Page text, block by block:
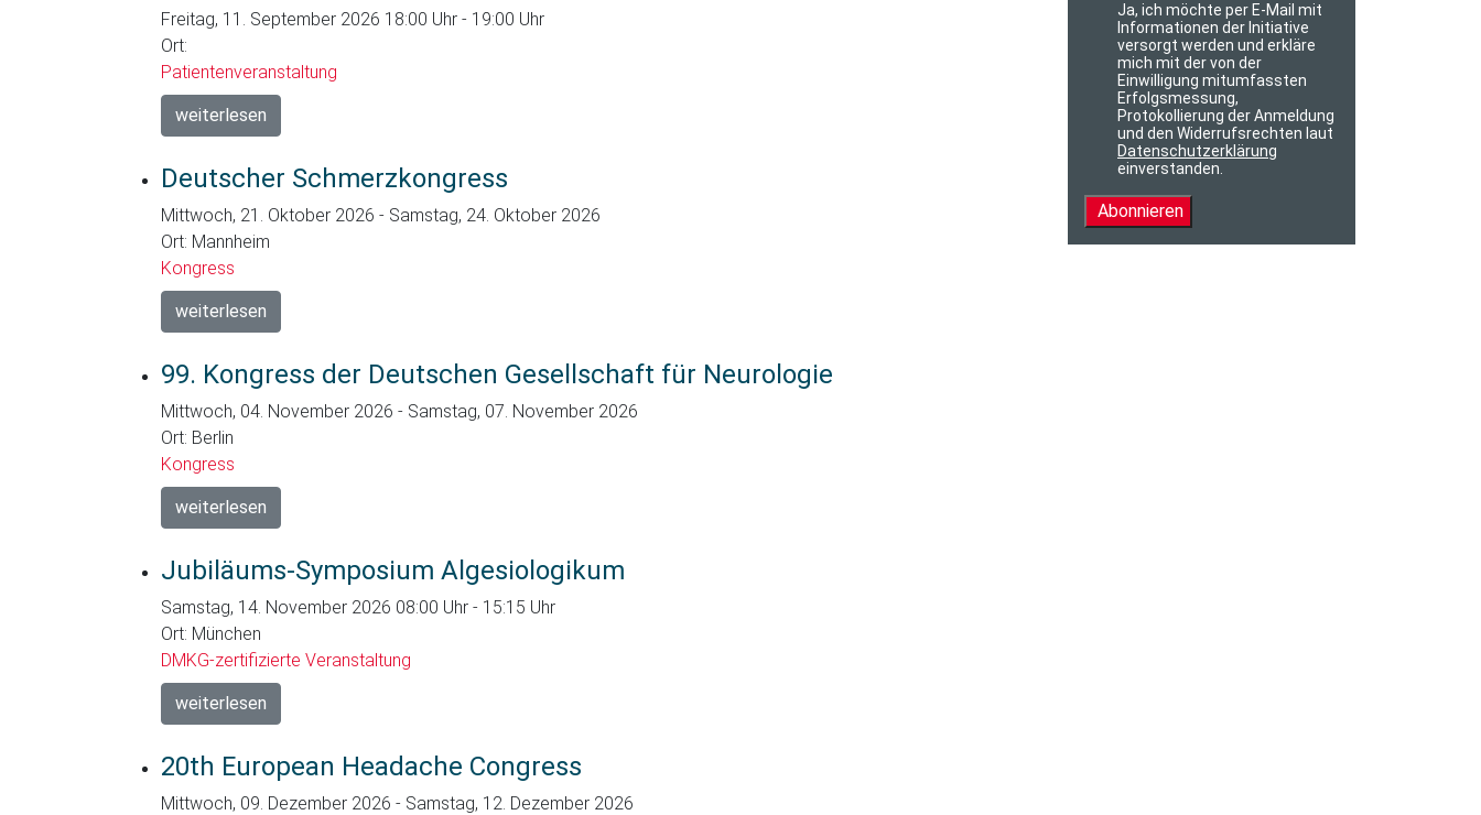
Freitag, 11. September 2026 18:00 Uhr - 19:00 Uhr
Ort:
Patientenveranstaltung
weiterlesen
Deutscher Schmerzkongress
Mittwoch, 21. Oktober 2026 - Samstag, 24. Oktober 2026
Ort: Mannheim
Kongress
weiterlesen
99. Kongress der Deutschen Gesellschaft für Neurologie
Mittwoch, 04. November 2026 - Samstag, 07. November 2026
Ort: Berlin
Kongress
weiterlesen
Jubiläums-Symposium Algesiologikum
Samstag, 14. November 2026 08:00 Uhr - 15:15 Uhr
Ort: München
DMKG-zertifizierte Veranstaltung
weiterlesen
20th European Headache Congress
Mittwoch, 09. Dezember 2026 - Samstag, 12. Dezember 2026
Ja, ich möchte per E-Mail mit
Informationen der Initiative
versorgt werden und erkläre
mich mit der von der
Einwilligung mitumfassten
Erfolgsmessung,
Protokollierung der Anmeldung
und den Widerrufsrechten laut
Datenschutzerklärung
einverstanden.
Abonnieren